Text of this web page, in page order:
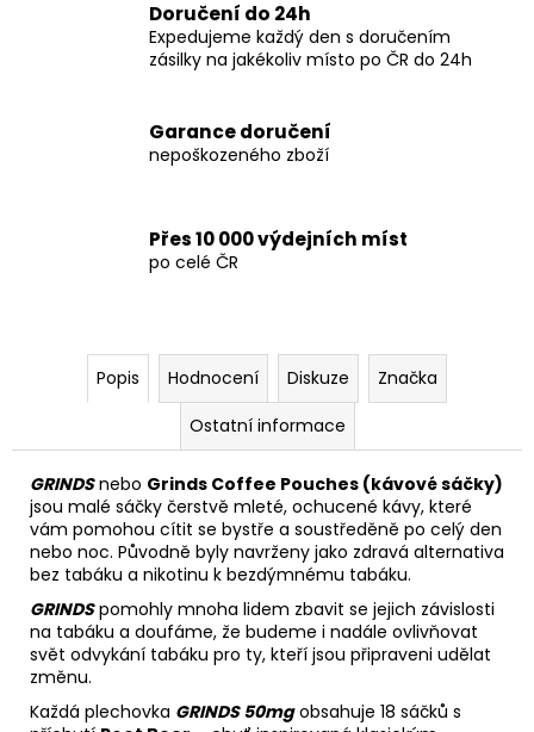
Doručení do 24h
Expedujeme každý den s doručením
zásilky na jakékoliv místo po ČR do 24h
Garance doručení
nepoškozeného zboží
Přes 10 000 výdejních míst
po celé ČR
Popis Hodnocení Diskuze
Značka
Ostatní informace
GRINDSnebo Grinds Coffee Pouches (kávové sáčky)
jsou malé sáčky čerstvě mleté, ochucené kávy, které
vám pomohou cítit se bystře a soustředěně po celý den
nebo noc. Původně byly navrženy jako zdravá alternativa
bez tabáku a nikotinu k bezdýmnému tabáku.
GRINDSpomohly mnoha lidem zbavit se jejich závislosti
na tabáku a doufáme, že budeme i nadále ovlivňovat
svět odvykání tabáku pro ty, kteří jsou připraveni udělat
změnu.
Každá plechovka GRINDS 50mg obsahuje 18 sáčků s